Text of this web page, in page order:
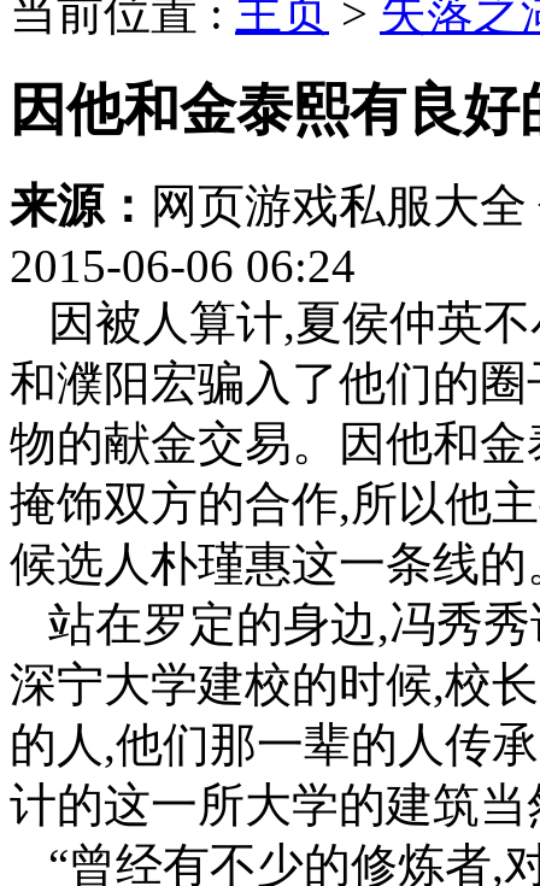
当前位置 : 主页 > 失落之
因他和金泰熙有良好
来源： 网页游戏私服大全
2015-06-06 06:24
因被人算计,夏侯仲英
和濮阳宏骗入了他们的
物的献金交易。因他和
掩饰双方的合作,所以他
候选人朴瑾惠这一条线的
站在罗定的身边,冯秀
深宁大学建校的时候,校
的人,他们那一辈的人传
计的这一所大学的建筑
“曾经有不少的修炼者,